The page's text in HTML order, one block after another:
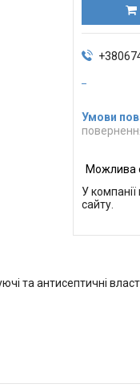
У
сайту.
та антисептичні